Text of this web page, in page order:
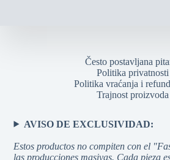
Često postavljana
Politika privatnosti
Politika vraćanja i
Trajnost proizvoda
AVISO DE EXCLUSIVIDAD:
Estos productos no compiten con el
las producciones masivas. Cada pieza